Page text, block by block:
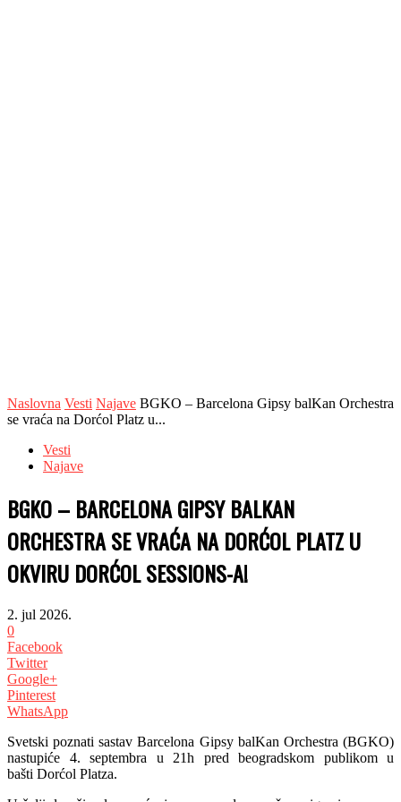
Naslovna Vesti Najave BGKO – Barcelona Gipsy balKan Orchestra
se vraća na Dorćol Platz u...
Vesti
Najave
BGKO – BARCELONA GIPSY BALKAN
ORCHESTRA SE VRAĆA NA DORĆOL PLATZ U
OKVIRU DORĆOL SESSIONS-A!
2. jul 2026.
0
Facebook
Twitter
Google+
Pinterest
WhatsApp
Svetski poznati sastav Barcelona Gipsy balKan Orchestra (BGKO)
nastupiće 4. septembra u 21h pred beogradskom publikom u
bašti Dorćol Platza.